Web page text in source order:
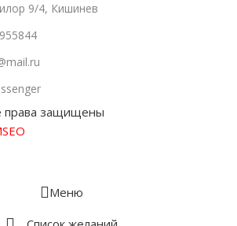
9/4, Кишинев
права защищены
Меню